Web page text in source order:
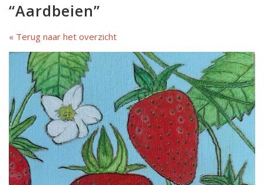
Aktueel
Contact
Nederlands
“Aardbeien”
Terug naar het overzicht